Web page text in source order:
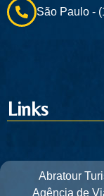
São Paulo -
Links
Abratour
Agência de